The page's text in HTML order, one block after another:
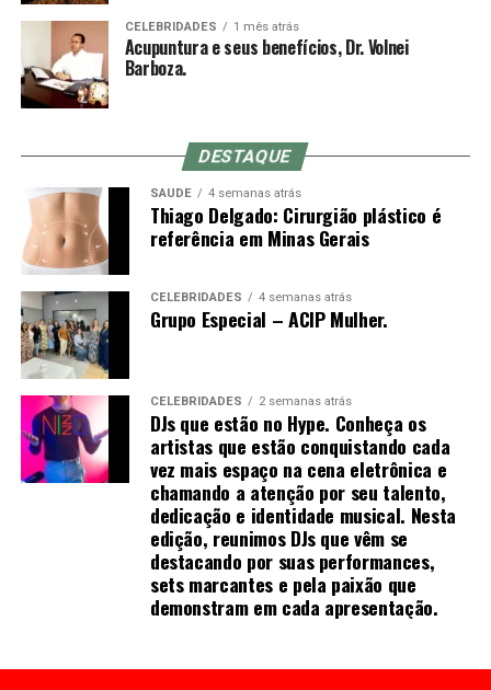
CELEBRIDADES 1 mês atrás
Acupuntura e seus benefícios, Dr. Volnei
Barboza.
DESTAQUE
SAÚDE 4 semanas atrás
Thiago Delgado: Cirurgião plástico é
referência em Minas Gerais
CELEBRIDADES 4 semanas atrás
Grupo Especial – ACIP Mulher.
CELEBRIDADES 2 semanas atrás
DJs que estão no Hype. Conheça os
artistas que estão conquistando cada
vez mais espaço na cena eletrônica e
chamando a atenção por seu talento,
dedicação e identidade musical. Nesta
edição, reunimos DJs que vêm se
destacando por suas performances,
sets marcantes e pela paixão que
demonstram em cada apresentação.